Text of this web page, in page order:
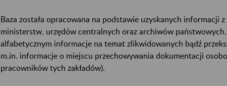
Baza została opracowana na podstawie uzyskanych informacji
ministerstw, urzędów centralnych oraz archiwów państwowych,
alfabetycznym informacje na temat zlikwidowanych bądź
m.in. informacje o miejscu przechowywania dokumentacji
pracowników tych zakładów).